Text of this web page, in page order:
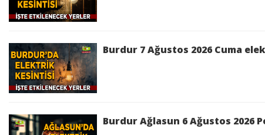
Kesinti Nedeni :Bakım Çalışması
Ağlasun 16 Nisan 2026 Perşembe elektrik
Burdur 7 Ağustos 2026 Cuma
Burdur Ağlasun 6 Ağustos